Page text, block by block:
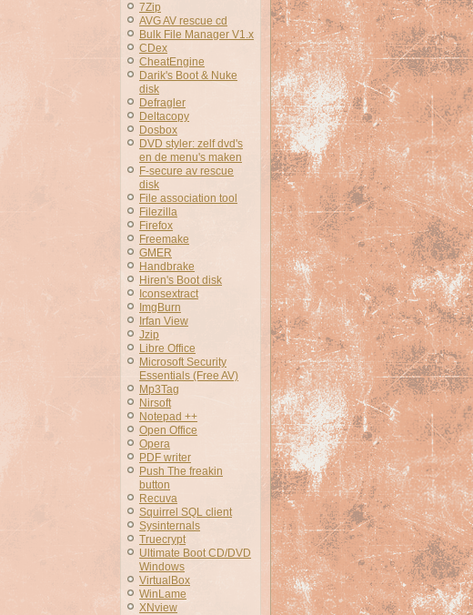
7Zip
AVG AV rescue cd
Bulk File Manager V1.x
CDex
CheatEngine
Darik's Boot & Nuke
disk
Defragler
Deltacopy
Dosbox
DVD styler: zelf dvd's
en de menu's maken
F-secure av rescue
disk
File association tool
Filezilla
Firefox
Freemake
GMER
Handbrake
Hiren's Boot disk
Iconsextract
ImgBurn
Irfan View
Jzip
Libre Office
Microsoft Security
Essentials (Free AV)
Mp3Tag
Nirsoft
Notepad ++
Open Office
Opera
PDF writer
Push The freakin
button
Recuva
Squirrel SQL client
Sysinternals
Truecrypt
Ultimate Boot CD/DVD
Windows
VirtualBox
WinLame
XNview